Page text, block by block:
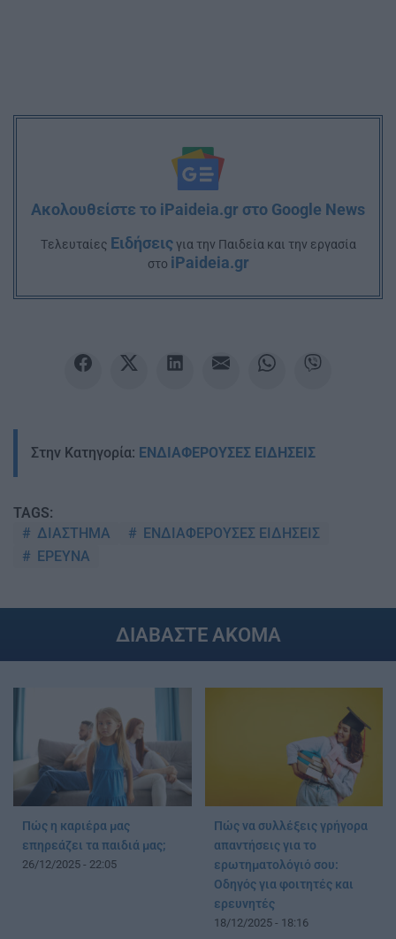
Ακολουθείστε το iPaideia.gr στο Google News
Tελευταίες Ειδήσειςγια την Παιδεία και την εργασία
στο iPaideia.gr
Στην Κατηγορία: ΕΝΔΙΑΦΕΡΟΥΣΕΣ ΕΙΔΗΣΕΙΣ
TAGS:
ΔΙΑΣΤΗΜΑ
ΕΝΔΙΑΦΕΡΟΥΣΕΣ ΕΙΔΗΣΕΙΣ
ΕΡΕΥΝΑ
ΔΙΑΒΑΣΤΕ ΑΚΟΜΑ
Πώς η καριέρα μας
επηρεάζει τα παιδιά μας;
26/12/2025 - 22:05
Πώς να συλλέξεις γρήγορα
απαντήσεις για το
ερωτηματολόγιό σου:
Οδηγός για φοιτητές και
ερευνητές
18/12/2025 - 18:16